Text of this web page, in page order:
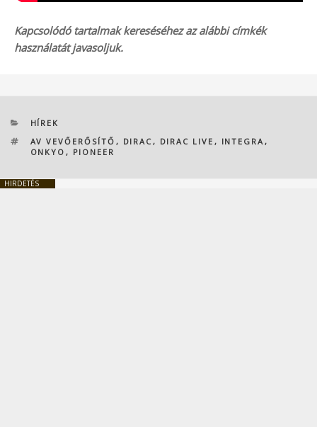
Kapcsolódó tartalmak kereséséhez az alábbi címkék
használatát javasoljuk.
KATEGÓRIÁK
HÍREK
CÍMKÉK
AV VEVŐERŐSÍTŐ , DIRAC , DIRAC LIVE , INTEGRA ,
ONKYO , PIONEER
HIRDETÉS